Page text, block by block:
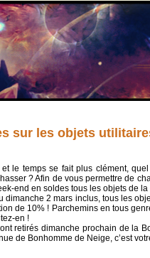
sur les objets
le temps se fait plus clément,
? Afin de vous permettre de
end en soldes tous les objets de
dimanche 2 mars inclus, tous les
de 10% ! Parchemins en tous
en !
retirés dimanche prochain de la
de Bonhomme de Neige, c’est